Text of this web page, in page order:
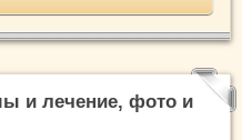
и лечение, фото и